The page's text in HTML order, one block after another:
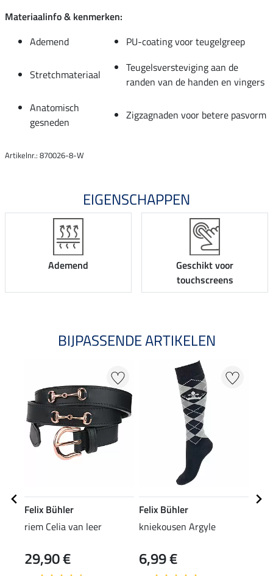
Materiaalinfo & kenmerken:
Ademend
PU-coating voor teugelgreep
Stretchmateriaal
Teugelsversteviging aan de
randen van de handen en vingers
Anatomisch
gesneden
Zigzagnaden voor betere pasvorm
Artikelnr.: 870026-8-W
EIGENSCHAPPEN
Ademend
Geschikt voor
touchscreens
BIJPASSENDE ARTIKELEN
Felix Bühler
riem Celia van leer
29,90 €
Felix Bühler
kniekousen Argyle
6,99 €